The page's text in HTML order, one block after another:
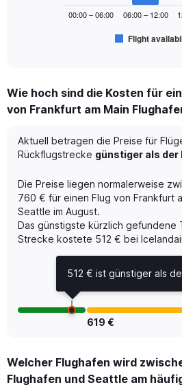
Range:
6
The
chart
has
Y
axis
displaying
Number
of
24.
Flight
00:00 – 06:00 06:00 – 12:00
Wie hoch sind die Kosten für
von Frankfurt am Main
Aktuell betragen die Preise für
Rückflugstrecke günstiger als
Die Preise liegen normalerweise
760 € für einen Flug von Frankfurt
Seattle im August.
Das günstigste kürzlich gefundene
Strecke kostete 512 € bei
619 €
Welcher Flughafen wird
Flughafen und Seattle am
512 € ist günstiger als